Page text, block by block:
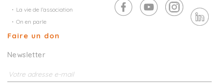
La vie de l’association
On en parle
Faire un don
Newsletter